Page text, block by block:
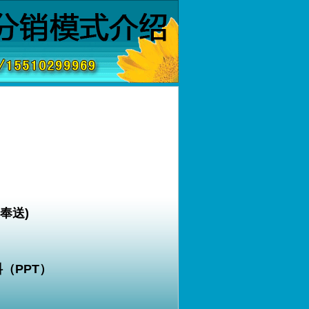
送)
PPT）